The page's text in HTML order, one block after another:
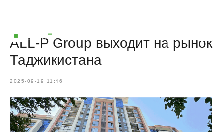
ALL-P Group выходит на рынок
Таджикистана
2025-09-19 11:46